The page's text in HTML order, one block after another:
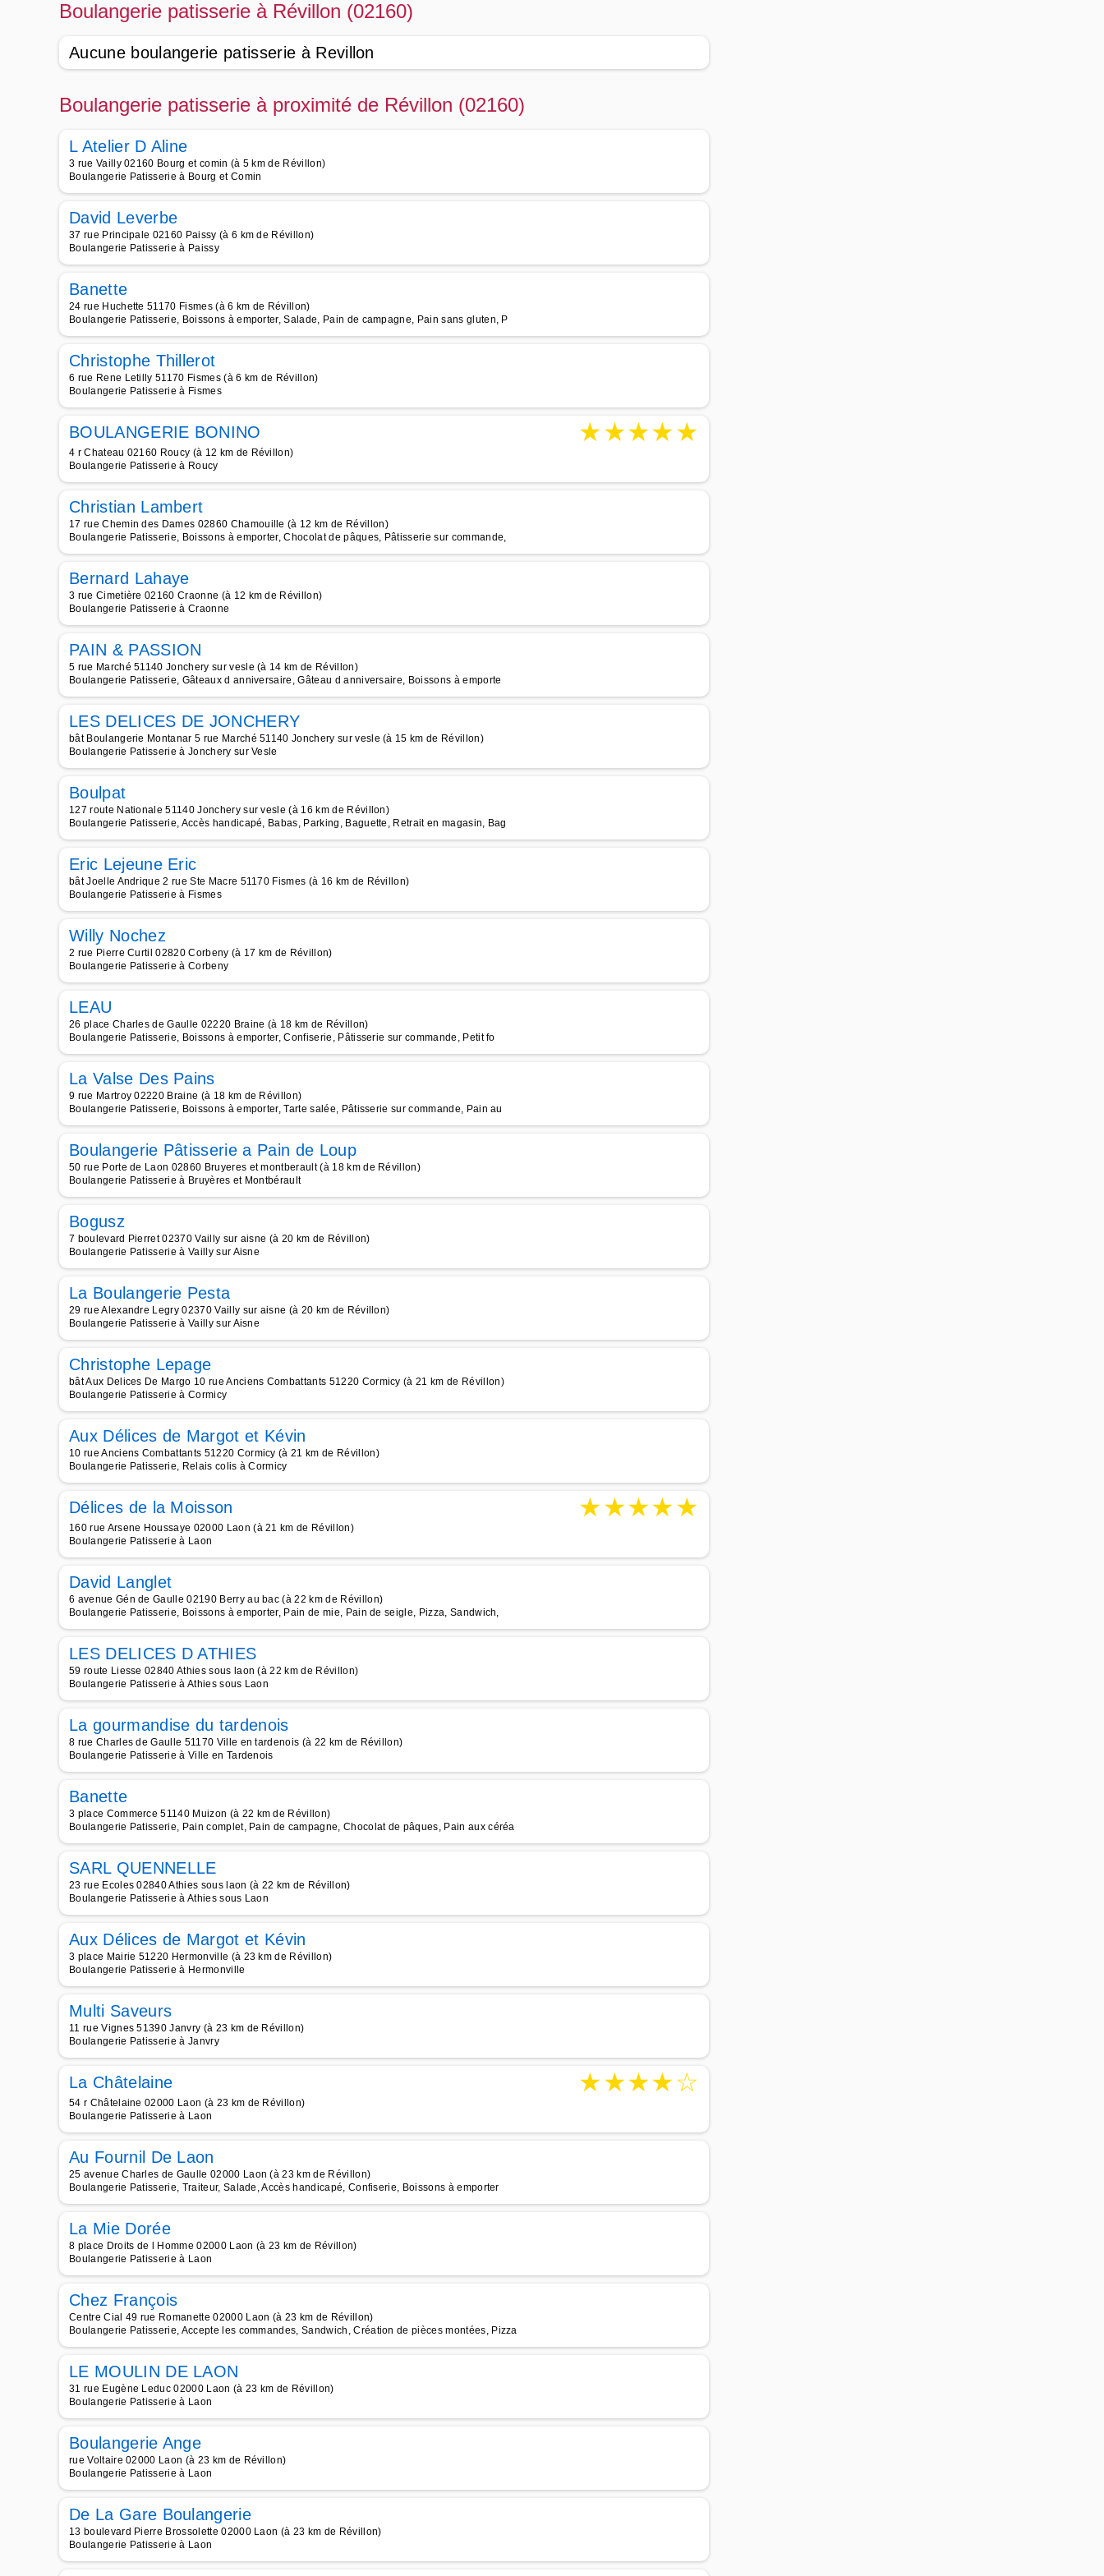
Boulangerie patisserie à Révillon (02160)
Aucune boulangerie patisserie à Revillon
Boulangerie patisserie à proximité de Révillon (02160)
L Atelier D Aline
3 rue Vailly 02160 Bourg et comin (à 5 km de Révillon)
Boulangerie Patisserie à Bourg et Comin
David Leverbe
37 rue Principale 02160 Paissy (à 6 km de Révillon)
Boulangerie Patisserie à Paissy
Banette
24 rue Huchette 51170 Fismes (à 6 km de Révillon)
Boulangerie Patisserie, Boissons à emporter, Salade, Pain de campagne, Pain sans gluten, P
Christophe Thillerot
6 rue Rene Letilly 51170 Fismes (à 6 km de Révillon)
Boulangerie Patisserie à Fismes
BOULANGERIE BONINO ★★★★★
4 r Chateau 02160 Roucy (à 12 km de Révillon)
Boulangerie Patisserie à Roucy
Christian Lambert
17 rue Chemin des Dames 02860 Chamouille (à 12 km de Révillon)
Boulangerie Patisserie, Boissons à emporter, Chocolat de pâques, Pâtisserie sur commande,
Bernard Lahaye
3 rue Cimetière 02160 Craonne (à 12 km de Révillon)
Boulangerie Patisserie à Craonne
PAIN & PASSION
5 rue Marché 51140 Jonchery sur vesle (à 14 km de Révillon)
Boulangerie Patisserie, Gâteaux d anniversaire, Gâteau d anniversaire, Boissons à emporte
LES DELICES DE JONCHERY
bât Boulangerie Montanar 5 rue Marché 51140 Jonchery sur vesle (à 15 km de Révillon)
Boulangerie Patisserie à Jonchery sur Vesle
Boulpat
127 route Nationale 51140 Jonchery sur vesle (à 16 km de Révillon)
Boulangerie Patisserie, Accès handicapé, Babas, Parking, Baguette, Retrait en magasin, Bag
Eric Lejeune Eric
bât Joelle Andrique 2 rue Ste Macre 51170 Fismes (à 16 km de Révillon)
Boulangerie Patisserie à Fismes
Willy Nochez
2 rue Pierre Curtil 02820 Corbeny (à 17 km de Révillon)
Boulangerie Patisserie à Corbeny
LEAU
26 place Charles de Gaulle 02220 Braine (à 18 km de Révillon)
Boulangerie Patisserie, Boissons à emporter, Confiserie, Pâtisserie sur commande, Petit fo
La Valse Des Pains
9 rue Martroy 02220 Braine (à 18 km de Révillon)
Boulangerie Patisserie, Boissons à emporter, Tarte salée, Pâtisserie sur commande, Pain au
Boulangerie Pâtisserie a Pain de Loup
50 rue Porte de Laon 02860 Bruyeres et montberault (à 18 km de Révillon)
Boulangerie Patisserie à Bruyères et Montbérault
Bogusz
7 boulevard Pierret 02370 Vailly sur aisne (à 20 km de Révillon)
Boulangerie Patisserie à Vailly sur Aisne
La Boulangerie Pesta
29 rue Alexandre Legry 02370 Vailly sur aisne (à 20 km de Révillon)
Boulangerie Patisserie à Vailly sur Aisne
Christophe Lepage
bât Aux Delices De Margo 10 rue Anciens Combattants 51220 Cormicy (à 21 km de Révillon)
Boulangerie Patisserie à Cormicy
Aux Délices de Margot et Kévin
10 rue Anciens Combattants 51220 Cormicy (à 21 km de Révillon)
Boulangerie Patisserie, Relais colis à Cormicy
Délices de la Moisson ★★★★★
160 rue Arsene Houssaye 02000 Laon (à 21 km de Révillon)
Boulangerie Patisserie à Laon
David Langlet
6 avenue Gén de Gaulle 02190 Berry au bac (à 22 km de Révillon)
Boulangerie Patisserie, Boissons à emporter, Pain de mie, Pain de seigle, Pizza, Sandwich,
LES DELICES D ATHIES
59 route Liesse 02840 Athies sous laon (à 22 km de Révillon)
Boulangerie Patisserie à Athies sous Laon
La gourmandise du tardenois
8 rue Charles de Gaulle 51170 Ville en tardenois (à 22 km de Révillon)
Boulangerie Patisserie à Ville en Tardenois
Banette
3 place Commerce 51140 Muizon (à 22 km de Révillon)
Boulangerie Patisserie, Pain complet, Pain de campagne, Chocolat de pâques, Pain aux céréa
SARL QUENNELLE
23 rue Ecoles 02840 Athies sous laon (à 22 km de Révillon)
Boulangerie Patisserie à Athies sous Laon
Aux Délices de Margot et Kévin
3 place Mairie 51220 Hermonville (à 23 km de Révillon)
Boulangerie Patisserie à Hermonville
Multi Saveurs
11 rue Vignes 51390 Janvry (à 23 km de Révillon)
Boulangerie Patisserie à Janvry
La Châtelaine ★★★★☆
54 r Châtelaine 02000 Laon (à 23 km de Révillon)
Boulangerie Patisserie à Laon
Au Fournil De Laon
25 avenue Charles de Gaulle 02000 Laon (à 23 km de Révillon)
Boulangerie Patisserie, Traiteur, Salade, Accès handicapé, Confiserie, Boissons à emporter
La Mie Dorée
8 place Droits de l Homme 02000 Laon (à 23 km de Révillon)
Boulangerie Patisserie à Laon
Chez François
Centre Cial 49 rue Romanette 02000 Laon (à 23 km de Révillon)
Boulangerie Patisserie, Accepte les commandes, Sandwich, Création de pièces montées, Pizza
LE MOULIN DE LAON
31 rue Eugène Leduc 02000 Laon (à 23 km de Révillon)
Boulangerie Patisserie à Laon
Boulangerie Ange
rue Voltaire 02000 Laon (à 23 km de Révillon)
Boulangerie Patisserie à Laon
De La Gare Boulangerie
13 boulevard Pierre Brossolette 02000 Laon (à 23 km de Révillon)
Boulangerie Patisserie à Laon